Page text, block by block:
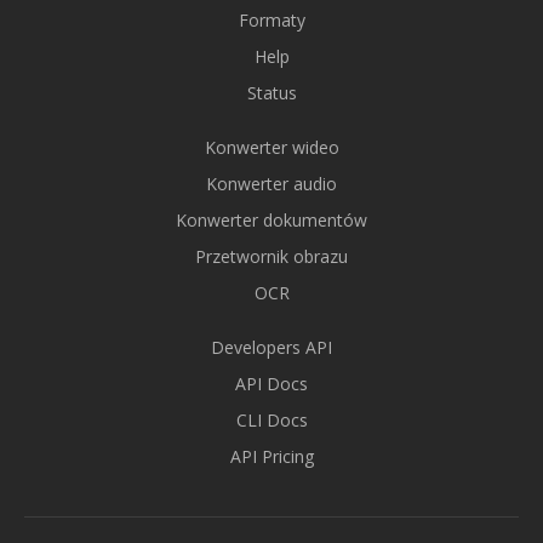
Formaty
Help
Status
Konwerter wideo
Konwerter audio
Konwerter dokumentów
Przetwornik obrazu
OCR
Developers API
API Docs
CLI Docs
API Pricing